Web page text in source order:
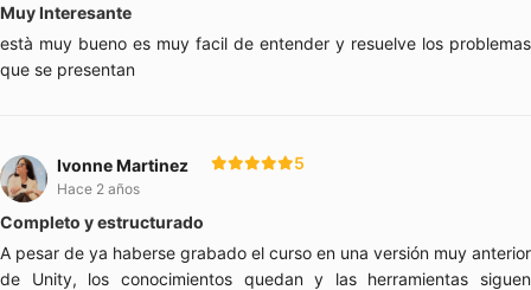
Muy Interesante
està muy bueno es muy facil de entender y resuelve los problemas
que se presentan
Ivonne Martinez
Hace 2 años
5
Completo y estructurado
A pesar de ya haberse grabado el curso en una versión muy anterior
de Unity, los conocimientos quedan y las herramientas siguen